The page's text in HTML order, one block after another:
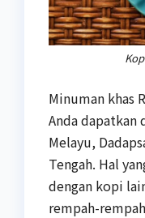
Minuman khas
Anda dapatkan
Melayu,
Tengah. Hal
dengan kopi
rempah-